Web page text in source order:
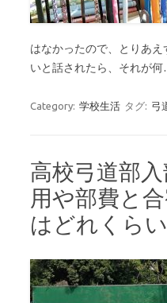
はなかったので、とりあ
いと話されたら、それが
Category: 学校生活 タグ: 弓
高校弓道部
用や部費と
はどれくら